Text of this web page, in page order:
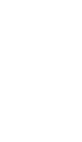
y de la
de